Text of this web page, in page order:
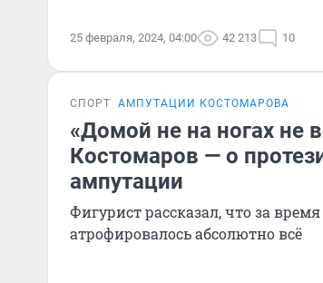
25 февраля, 2024, 04:00 42 213 10
СПОРТ АМПУТАЦИИ КОСТОМАРОВА
«Домой не на ногах не
Костомаров — о
ампутации
Фигурист рассказал, что за
атрофировалось абсолютно всё